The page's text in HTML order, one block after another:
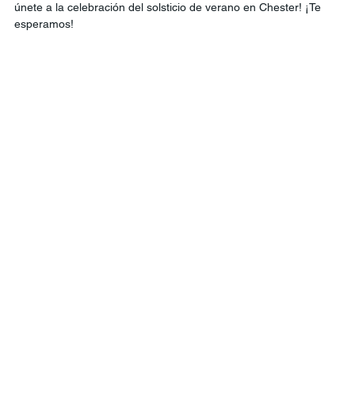
únete a la celebración del solsticio de verano en Chester! ¡Te
esperamos!